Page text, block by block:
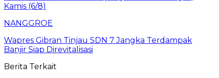
NANGGROE
Wapres Gibran Tinjau SDN 7 Jangka Terdampak
Banjir Siap Direvitalisasi
Berita Terkait